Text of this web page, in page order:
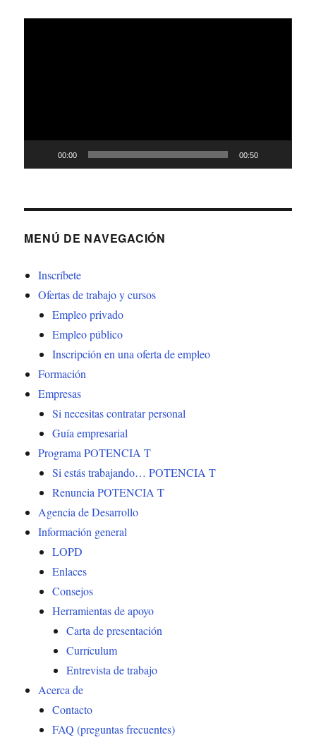
00:00 00:50
MENÚ DE NAVEGACIÓN
Inscríbete
Ofertas de trabajo y cursos
Empleo privado
Empleo público
Inscripción en una oferta de empleo
Formación
Empresas
Si necesitas contratar personal
Guía empresarial
Programa POTENCIA T
Si estás trabajando… POTENCIA T
Renuncia POTENCIA T
Agencia de Desarrollo
Información general
LOPD
Enlaces
Consejos
Herramientas de apoyo
Carta de presentación
Currículum
Entrevista de trabajo
Acerca de
Contacto
FAQ (preguntas frecuentes)